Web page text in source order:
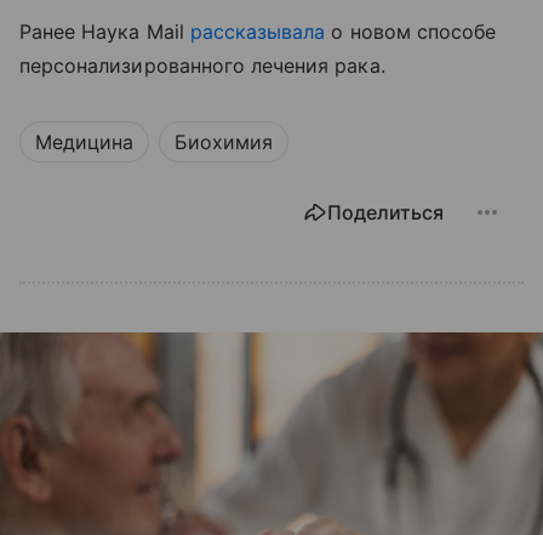
Ранее Наука Mail рассказывала о новом способе
персонализированного лечения рака.
Медицина Биохимия
Поделиться